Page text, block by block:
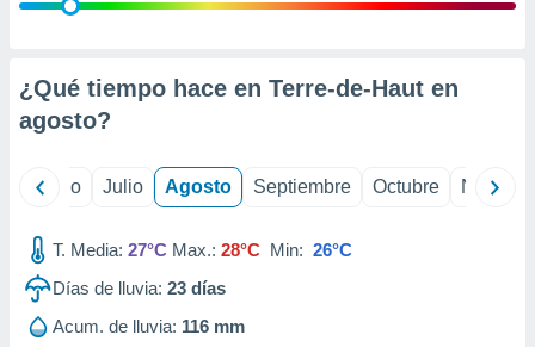
e
mediante
publicidad
de
¿Qué tiempo hace en Terre-de-Haut en
agosto?
Junio Julio Agosto Septiembre Octubre
T. Media: 27°C Max.: 28°C Min: 26°C
Días de lluvia: 23 días
Acum. de lluvia: 116 mm